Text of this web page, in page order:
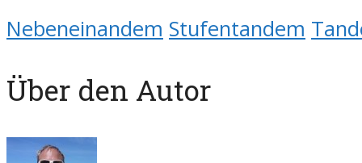
Nebeneinandem Stufentandem
Über den Autor